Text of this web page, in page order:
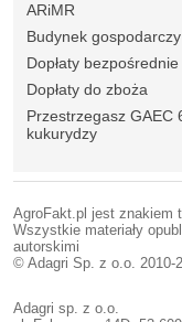
ARiMR
Budynek gospodarczy
Dopłaty
Dopłaty do zboża
Przestrzegasz GAEC
kukurydzy
AgroFakt.pl jest znakiem
Wszystkie materiały
autorskimi
© Adagri Sp. z o.o. 2010-
Adagri sp. z o.o.